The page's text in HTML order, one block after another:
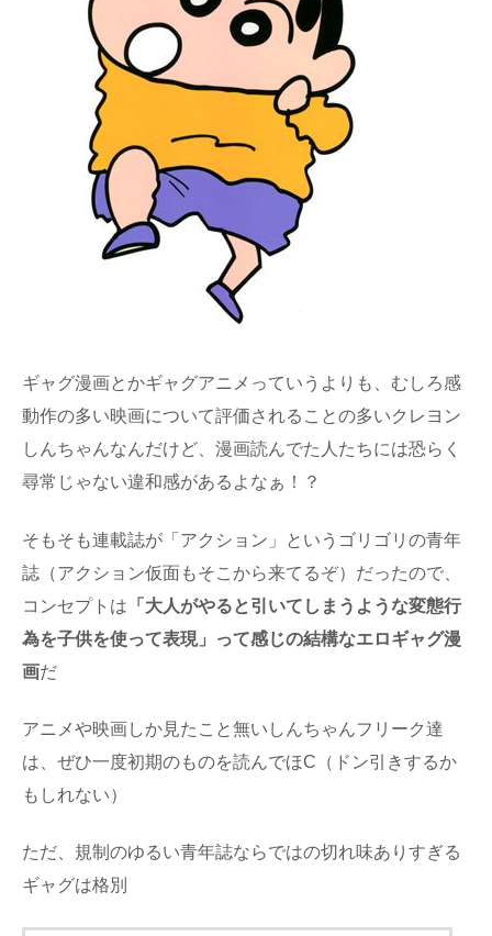
ギャグ漫画とかギャグアニメっていうよりも、むしろ感
動作の多い映画について評価されることの多いクレヨン
しんちゃんなんだけど、漫画読んでた人たちには恐らく
尋常じゃない違和感があるよなぁ！？
そもそも連載誌が「アクション」というゴリゴリの青年
誌（アクション仮面もそこから来てるぞ）だったので、
コンセプトは 「大人がやると引いてしまうような変態行
為を子供を使って表現」って感じの結構なエロギャグ漫
画だ
アニメや映画しか見たこと無いしんちゃんフリーク達
は、ぜひ一度初期のものを読んでほC（ドン引きするか
もしれない）
ただ、規制のゆるい青年誌ならではの切れ味ありすぎる
ギャグは格別